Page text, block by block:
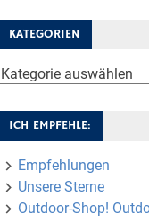
KATEGORIEN
Kategorien
ICH EMPFEHLE:
Empfehlungen
Unsere Sterne
Outdoor-Shop!